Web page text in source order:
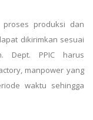
proses produksi dan
dikirimkan sesuai
Dept. PPIC harus
manpower yang
waktu sehingga